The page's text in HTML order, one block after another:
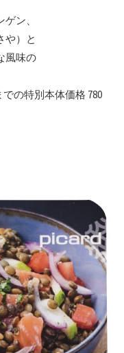
ン、
や）と
風味の
での特別本体価格 780